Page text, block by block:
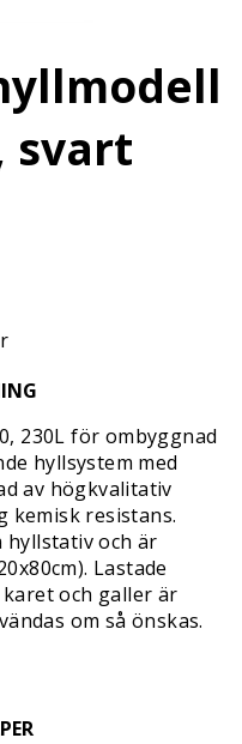
svart
230L för ombyggnad
hyllsystem med
av högkvalitativ
kemisk resistans.
hyllstativ och är
Lastade
och galler är
om så önskas.